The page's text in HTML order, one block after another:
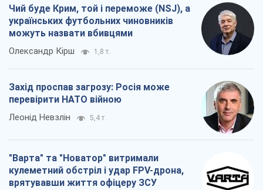
Чий буде Крим, той і переможе (NSJ), а
українських футбольних чиновників
можуть назвати вбивцями
Олександр Кірш 1,8 т.
Захід проспав загрозу: Росія може
перевірити НАТО війною
Леонід Невзлін 5,4 т.
"Варта" та "Новатор" витримали
кулеметний обстріл і удар FPV-дрона,
врятувавши життя офіцеру ЗСУ